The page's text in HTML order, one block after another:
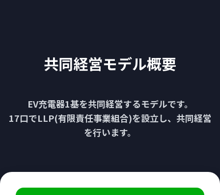
共同経営モデル概要
EV充電器1基を共同経営するモデルです。
17口でLLP(有限責任事業組合)を設立し、共同経営
を行います。